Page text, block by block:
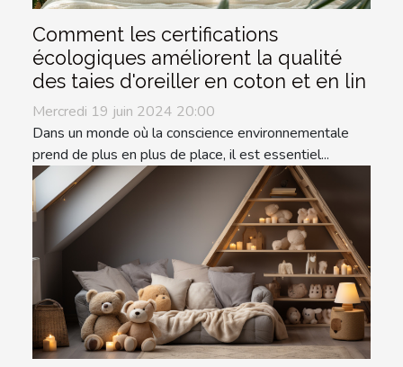
Comment les certifications
écologiques améliorent la qualité
des taies d'oreiller en coton et en lin
Mercredi 19 juin 2024 20:00
Dans un monde où la conscience environnementale
prend de plus en plus de place, il est essentiel...